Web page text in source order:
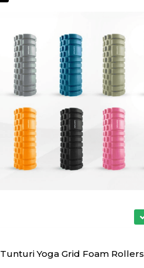
Tunturi Yoga Grid Foam Rollers